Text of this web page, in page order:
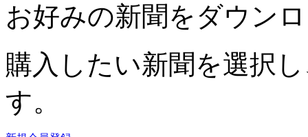
お好みの新聞をダウン
購入したい新聞を選択
す。